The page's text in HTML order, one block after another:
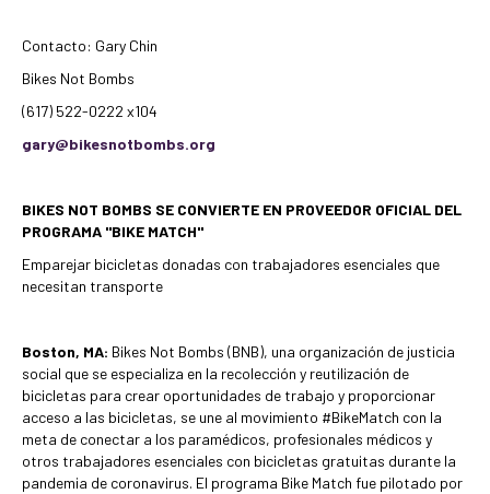
Contacto: Gary Chin
Bikes Not Bombs
(617) 522-0222 x104
gary@bikesnotbombs.org
BIKES NOT BOMBS SE CONVIERTE EN PROVEEDOR OFICIAL DEL
PROGRAMA "BIKE MATCH"
Emparejar bicicletas donadas con trabajadores esenciales que
necesitan transporte
Boston, MA: Bikes Not Bombs (BNB), una organización de justicia
social que se especializa en la recolección y reutilización de
bicicletas para crear oportunidades de trabajo y proporcionar
acceso a las bicicletas, se une al movimiento #BikeMatch con la
meta de conectar a los paramédicos, profesionales médicos y
otros trabajadores esenciales con bicicletas gratuitas durante la
pandemia de coronavirus. El programa Bike Match fue pilotado por